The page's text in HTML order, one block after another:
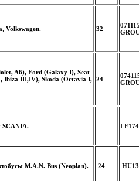
Volkswagen. 32
A6), Ford (Galaxy I), Seat
Ibiza III,IV), Skoda (Octavia I, 24
SCANIA.
M.A.N. Bus (Neoplan). 24